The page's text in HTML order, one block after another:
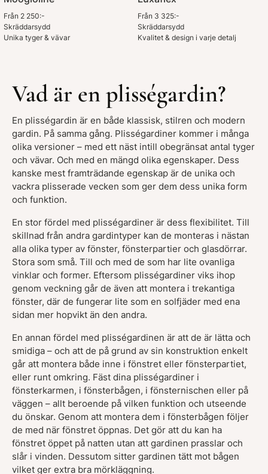
Från 2 250:-
Skräddarsydd
Unika tyger & vävar
Från 3 325:-
Skräddarsydd
Kvalitet & design i varje detalj
Vad är en plisségardin?
En plisségardin är en både klassisk, stilren och modern
gardin. På samma gång. Plisségardiner kommer i många
olika versioner – med ett näst intill obegränsat antal tyger
och vävar. Och med en mängd olika egenskaper. Dess
kanske mest framträdande egenskap är de unika och
vackra plisserade vecken som ger dem dess unika form
och funktion.
En stor fördel med plisségardiner är dess flexibilitet. Till
skillnad från andra gardintyper kan de monteras i nästan
alla olika typer av fönster, fönsterpartier och glasdörrar.
Stora som små. Till och med de som har lite ovanliga
vinklar och former. Eftersom plisségardiner viks ihop
genom veckning går de även att montera i trekantiga
fönster, där de fungerar lite som en solfjäder med ena
sidan mer hopvikt än den andra.
En annan fördel med plisségardinen är att de är lätta och
smidiga – och att de på grund av sin konstruktion enkelt
går att montera både inne i fönstret eller fönsterpartiet,
eller runt omkring. Fäst dina plisségardiner i
fönsterkarmen, i fönsterbågen, i fönsternischen eller på
väggen – allt beroende på vilken funktion och utseende
du önskar. Genom att montera dem i fönsterbågen följer
de med när fönstret öppnas. Det gör att du kan ha
fönstret öppet på natten utan att gardinen prasslar och
slår i vinden. Dessutom sitter gardinen tätt mot bågen
vilket ger extra bra mörkläggning.